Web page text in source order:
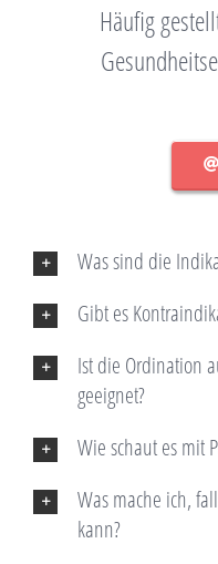
Häufig
Was sind die
Gibt es
Ist die Ordination
geeignet?
Wie schaut es mit
Was mache ich,
kann?